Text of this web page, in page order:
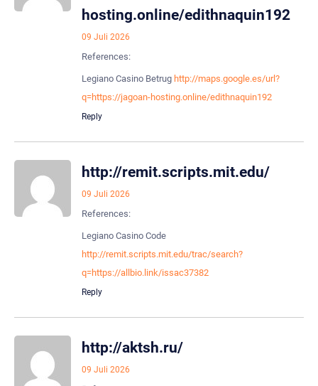
hosting.online/edithnaquin192
09 Juli 2026
References:
Legiano Casino Betrug http://maps.google.es/url?
q=https://jagoan-hosting.online/edithnaquin192
Reply
http://remit.scripts.mit.edu/
09 Juli 2026
References:
Legiano Casino Code
http://remit.scripts.mit.edu/trac/search?
q=https://allbio.link/issac37382
Reply
http://aktsh.ru/
09 Juli 2026